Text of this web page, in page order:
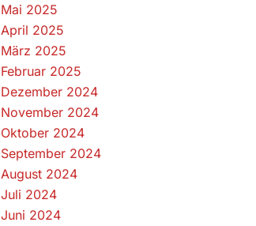
Mai 2025
April 2025
März 2025
Februar 2025
Dezember 2024
November 2024
Oktober 2024
September 2024
August 2024
Juli 2024
Juni 2024